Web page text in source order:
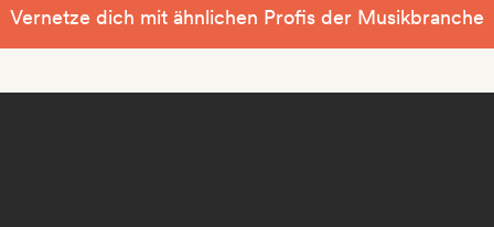
Vernetze dich mit ähnlichen Profis der Musikbranche